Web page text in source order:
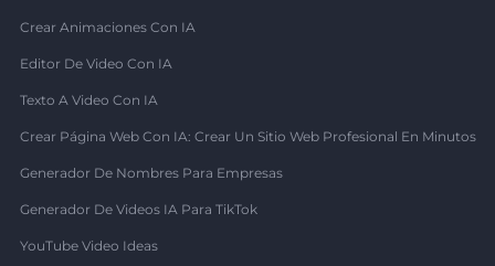
Crear Animaciones Con IA
Editor De Video Con IA
Texto A Video Con IA
Crear Página Web Con IA: Crear Un Sitio Web Profesional En Minutos
Generador De Nombres Para Empresas
Generador De Videos IA Para TikTok
YouTube Video Ideas